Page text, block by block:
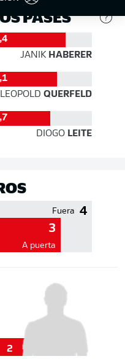
PASES
JANIKHABERER
LEOPOLD QUERFELD
DIOGOLEITE
4
Fuera
3
A puerta
2